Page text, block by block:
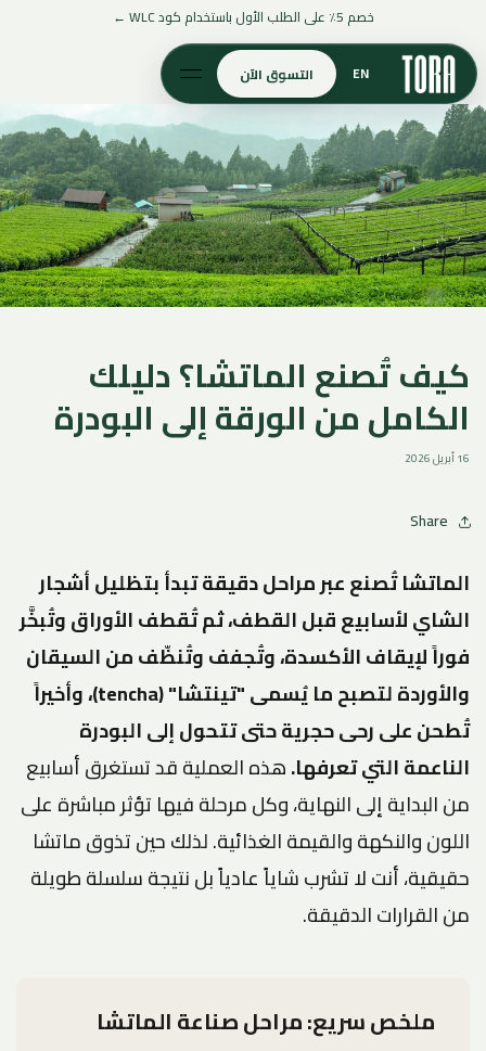
خصم 5٪ على الطلب الأول باستخدام كود WLC ←
EN التسوق الآن
كيف تُصنع الماتشا؟ دليلك
الكامل من الورقة إلى البودرة
16 أبريل 2026
Share
الماتشا تُصنع عبر مراحل دقيقة تبدأ بتظليل أشجار
الشاي لأسابيع قبل القطف، ثم تُقطف الأوراق وتُبخَّر
فوراً لإيقاف الأكسدة، وتُجفف وتُنظّف من السيقان
والأوردة لتصبح ما يُسمى "تينتشا" (tencha)، وأخيراً
تُطحن على رحى حجرية حتى تتحول إلى البودرة
الناعمة التي تعرفها.هذه العملية قد تستغرق أسابيع
من البداية إلى النهاية، وكل مرحلة فيها تؤثر مباشرة على
اللون والنكهة والقيمة الغذائية. لذلك حين تذوق ماتشا
حقيقية، أنت لا تشرب شاياً عادياً بل نتيجة سلسلة طويلة
من القرارات الدقيقة.
ملخص سريع: مراحل صناعة الماتشا